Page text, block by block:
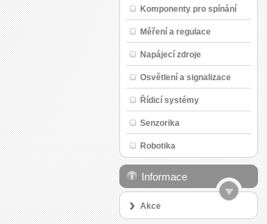
Komponenty pro spínání
Měření a regulace
Napájecí zdroje
Osvětlení a signalizace
Řídicí systémy
Senzorika
Robotika
Informace
Akce